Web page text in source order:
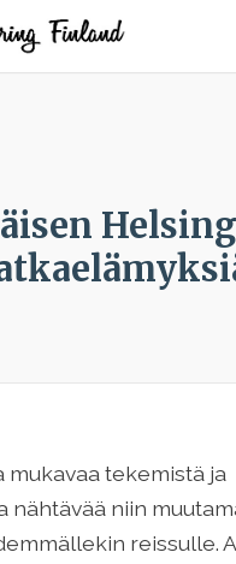
mukavaa tekemistä ja
nähtävää niin
reissulle.